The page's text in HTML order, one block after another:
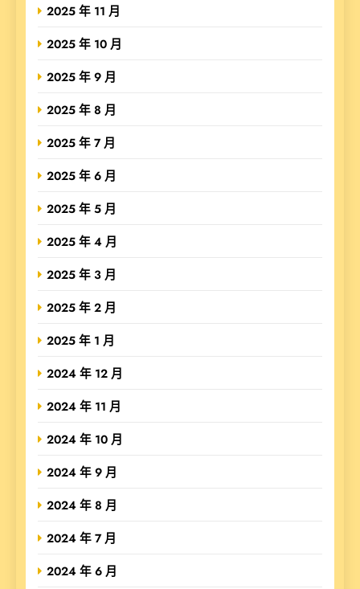
2025 年 11 月
2025 年 10 月
2025 年 9 月
2025 年 8 月
2025 年 7 月
2025 年 6 月
2025 年 5 月
2025 年 4 月
2025 年 3 月
2025 年 2 月
2025 年 1 月
2024 年 12 月
2024 年 11 月
2024 年 10 月
2024 年 9 月
2024 年 8 月
2024 年 7 月
2024 年 6 月